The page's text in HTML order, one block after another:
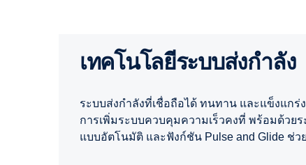
เทคโนโลยีระบบส่งกำลัง
ระบบส่งกำลังที่เชื่อถือได้ ทนทาน และแข็งแก
การเพิ่มระบบควบคุมความเร็วคงที่ พร้อมด้วย
แบบอัตโนมัติ และฟังก์ชัน Pulse and Glide ช่